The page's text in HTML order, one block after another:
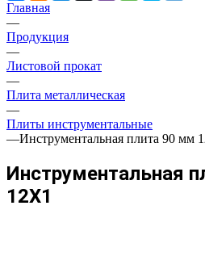
Главная
—
Продукция
—
Листовой прокат
—
Плита металлическая
—
Плиты инструментальные
—Инструментальная плита 90 мм
Инструментальная
12Х1